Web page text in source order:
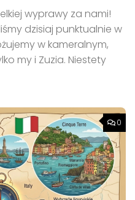
wyprawy za nami!
dzisiaj punktualnie w
w kameralnym,
my i Zuzia. Niestety
0